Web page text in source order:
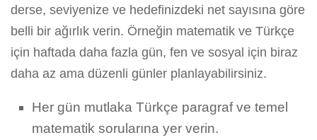
derse, seviyenize ve hedefinizdeki net sayısına göre
belli bir ağırlık verin. Örneğin matematik ve Türkçe
için haftada daha fazla gün, fen ve sosyal için biraz
daha az ama düzenli günler planlayabilirsiniz.
Her gün mutlaka Türkçe paragraf ve temel
matematik sorularına yer verin.